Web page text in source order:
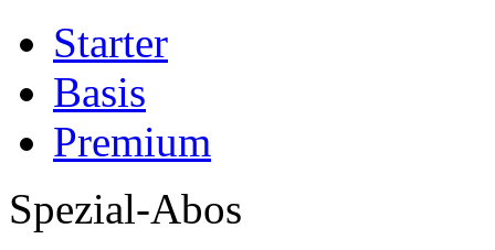
Starter
Basis
Premium
Spezial-Abos